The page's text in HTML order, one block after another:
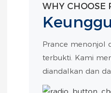
WHY CHOOSE
Prance menonjol
terbukti. Kami
diandalkan dan